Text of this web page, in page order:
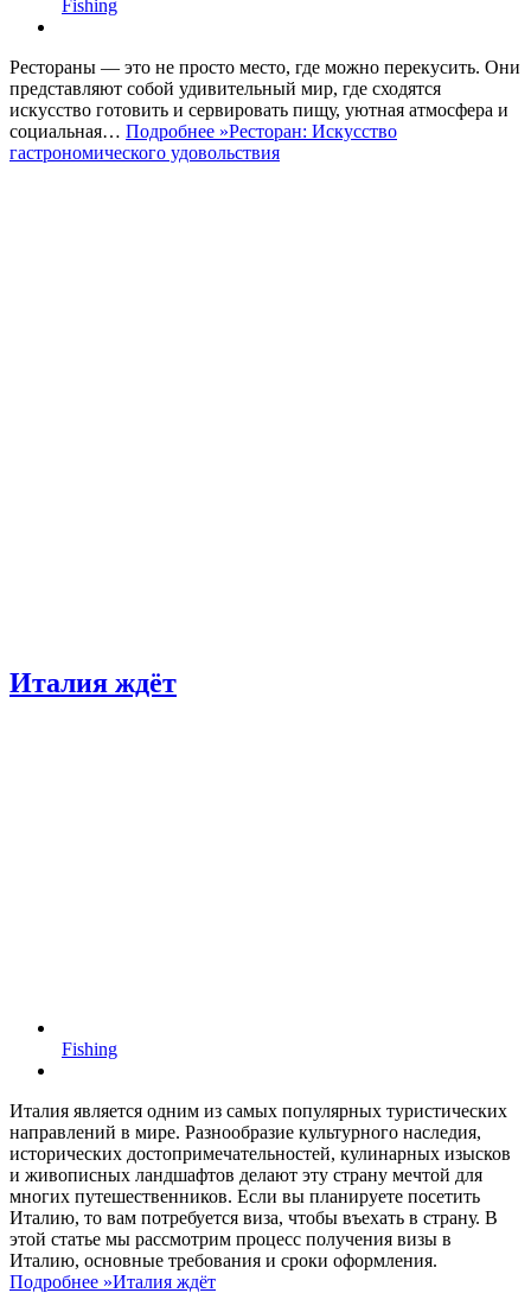
Fishing
Рестораны — это не просто место, где можно перекусить. Они
представляют собой удивительный мир, где сходятся
искусство готовить и сервировать пищу, уютная атмосфера и
социальная… Подробнее »Ресторан: Искусство
гастрономического удовольствия
Италия ждёт
Fishing
Италия является одним из самых популярных туристических
направлений в мире. Разнообразие культурного наследия,
исторических достопримечательностей, кулинарных изысков
и живописных ландшафтов делают эту страну мечтой для
многих путешественников. Если вы планируете посетить
Италию, то вам потребуется виза, чтобы въехать в страну. В
этой статье мы рассмотрим процесс получения визы в
Италию, основные требования и сроки оформления.
Подробнее »Италия ждёт